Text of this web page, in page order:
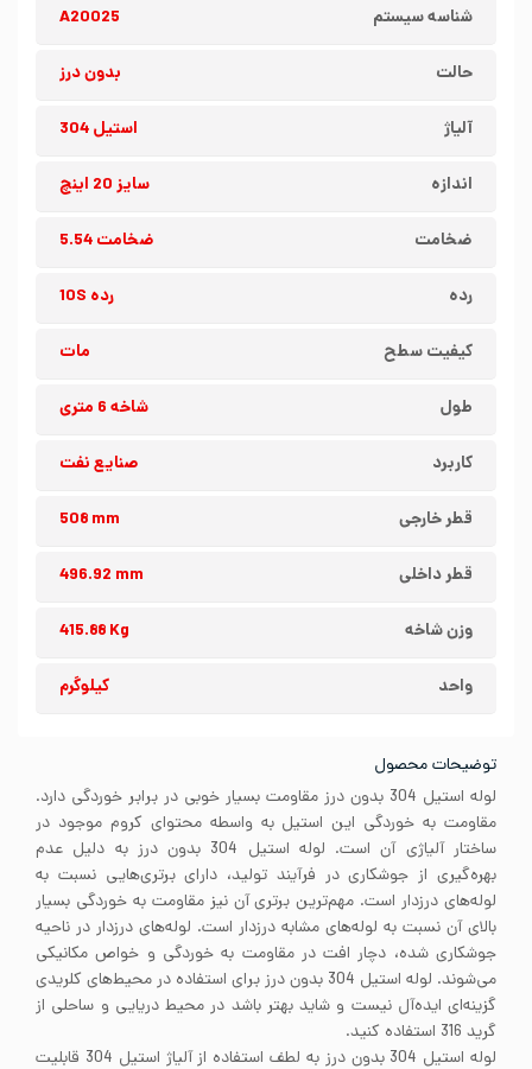
شناسه سیستم A20025
حالت بدون درز
آلیاژ استیل 304
اندازه سایز 20 اینچ
ضخامت ضخامت 5.54
رده رده 10S
کیفیت سطح مات
طول شاخه 6 متری
کاربرد صنایع نفت
قطر خارجی 508 mm
قطر داخلی 496.92 mm
وزن شاخه 415.88 Kg
واحد کیلوگرم
توضیحات محصول
لوله استیل 304 بدون درز مقاومت بسیار خوبی در برابر خوردگی دارد.
مقاومت به خوردگی این استیل به واسطه محتوای کروم موجود در
ساختار آلیاژی آن است. لوله استیل 304 بدون درز به دلیل عدم
بهره‌گیری از جوشکاری در فرآیند تولید، دارای برتری‌هایی نسبت به
لوله‌های درزدار است. مهم‌ترین برتری آن نیز مقاومت به خوردگی بسیار
بالای آن نسبت به لوله‌های مشابه درزدار است. لوله‌های درزدار در ناحیه
جوشکاری شده، دچار افت در مقاومت به خوردگی و خواص مکانیکی
می‌شوند. لوله استیل 304 بدون درز برای استفاده در محیط‌های کلریدی
گزینه‌ای ایده‌آل نیست و شاید بهتر باشد در محیط دریایی و ساحلی از
گرید 316 استفاده کنید.
لوله استیل 304 بدون درز به لطف استفاده از آلیاژ استیل 304 قابلیت